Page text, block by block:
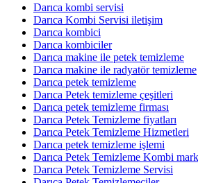
Darıca kombi servisi
Darıca Kombi Servisi iletişim
Darıca kombici
Darıca kombiciler
Darıca makine ile petek temizleme
Darıca makine ile radyatör temizleme
Darıca petek temizleme
Darıca Petek temizleme çeşitleri
Darıca petek temizleme firması
Darıca Petek Temizleme fiyatları
Darıca Petek Temizleme Hizmetleri
Darıca petek temizleme işlemi
Darıca Petek Temizleme Kombi
Darıca Petek Temizleme Servisi